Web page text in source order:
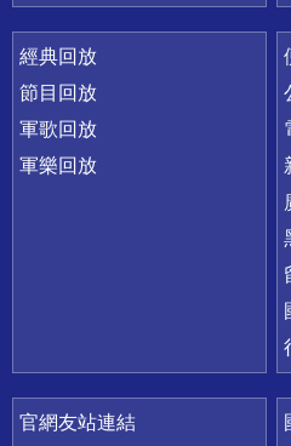
經典回放
節目回放
軍歌回放
軍樂回放
官網友站連結